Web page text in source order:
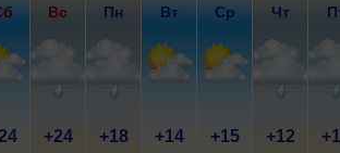
Вс
+24
Пн
+18
Вт
+14
Ср
+15
Чт
+12